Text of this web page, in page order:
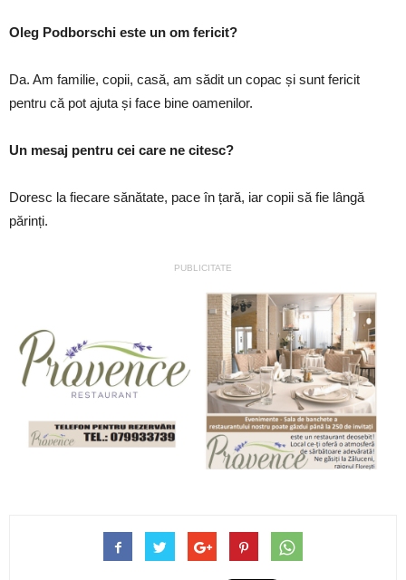
Oleg Podborschi este un om fericit?
Da. Am familie, copii, casă, am sădit un copac și sunt fericit
pentru că pot ajuta și face bine oamenilor.
Un mesaj pentru cei care ne citesc?
Doresc la fiecare sănătate, pace în țară, iar copii să fie lângă
părinți.
PUBLICITATE